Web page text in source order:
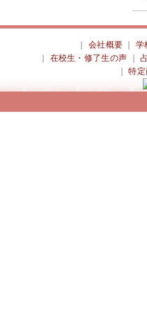
会社概要 ｜学
在校生・修了生の声 ｜
｜特